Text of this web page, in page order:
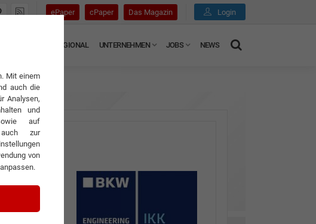
ePaper cPaper Das Magazin Login
REGIONAL UNTERNEHMEN JOBS NEWS
Mit einem
auch die
Analysen,
und
auf
auch zur
von
anpassen.